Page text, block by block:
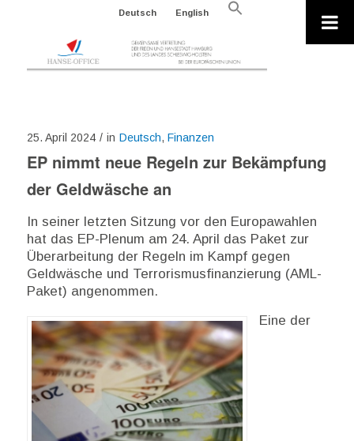
Deutsch English
Search
25. April 2024 / in Deutsch, Finanzen
EP nimmt neue Regeln zur Bekämpfung
der Geldwäsche an
In seiner letzten Sitzung vor den Europawahlen
hat das EP-Plenum am 24. April das Paket zur
Überarbeitung der Regeln im Kampf gegen
Geldwäsche und Terrorismusfinanzierung (AML-
Paket) angenommen.
Eine der